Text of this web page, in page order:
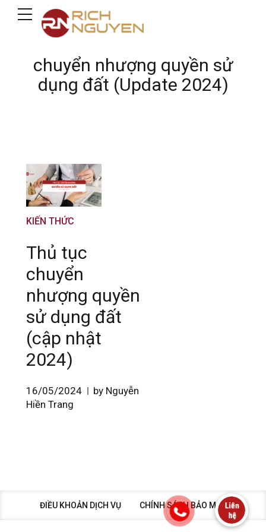
chuyển nhượng quyền sử
dụng đất (Update 2024)
KIẾN THỨC
Thủ tục
chuyển
nhượng quyền
sử dụng đất
(cập nhật
2024)
16/05/2024
by Nguyễn
Hiền Trang
ĐIỀU KHOẢN DỊCH VỤ CHÍNH SÁCH BẢO MẬT